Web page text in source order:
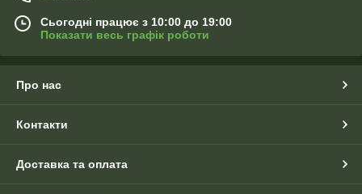
Сьогодні працює з 10:00 до 19:00
Показати весь графік роботи
Про нас
Контакти
Доставка та оплата